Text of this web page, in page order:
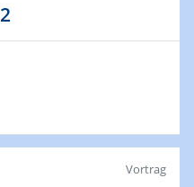
Vortrag